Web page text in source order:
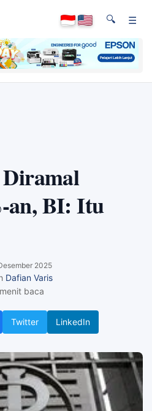
🔍 ☰
an, BI: Itu
2025
Dafian Varis
baca
Twitter LinkedIn